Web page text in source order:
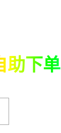
助下单